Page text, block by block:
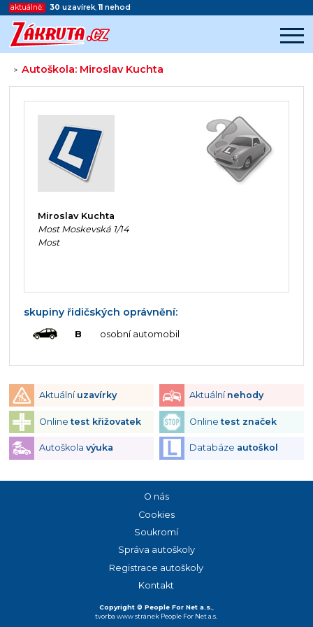
aktuálně: 30 uzavírek,11 nehod
>Autoškola: Miroslav Kuchta
Začátek reklamy
Konec reklamy
Miroslav Kuchta
Most Moskevská 1/14
Most
skupiny řidičských oprávnění:
B osobní automobil
Aktuální uzavírky Aktuální nehody
Onlinetest křižovatek Onlinetest značek
Autoškola výuka Databáze autoškol
Copyright © People For Net a.s.,
tvorba www stránek People For Net a.s.
O nás
Cookies
Soukromí
Správa autoškoly
Registrace autoškoly
Kontakt